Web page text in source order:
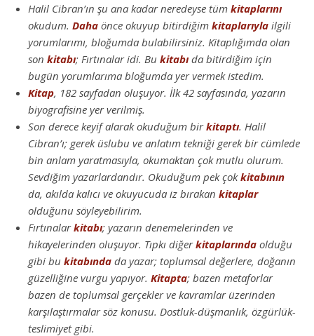
Halil Cibran’ın şu ana kadar neredeyse tüm kitaplarını
okudum. Daha önce okuyup bitirdiğim kitaplarıyla ilgili
yorumlarımı, bloğumda bulabilirsiniz. Kitaplığımda olan
son kitabı; Fırtınalar idi. Bu kitabıda bitirdiğim için
bugün yorumlarıma bloğumda yer vermek istedim.
Kitap, 182 sayfadan oluşuyor. İlk 42 sayfasında, yazarın
biyografisine yer verilmiş.
Son derece keyif alarak okuduğum birkitaptı. Halil
Cibran’ı; gerek üslubu ve anlatım tekniği gerek bir cümlede
bin anlam yaratmasıyla, okumaktan çok mutlu olurum.
Sevdiğim yazarlardandır. Okuduğum pek çokkitabının
da, akılda kalıcı ve okuyucuda iz bırakan kitaplar
olduğunu söyleyebilirim.
Fırtınalarkitabı; yazarın denemelerinden ve
hikayelerinden oluşuyor. Tıpkı diğerkitaplarında olduğu
gibi bu kitabında da yazar; toplumsal değerlere, doğanın
güzelliğine vurgu yapıyor. Kitapta; bazen metaforlar
bazen de toplumsal gerçekler ve kavramlar üzerinden
karşılaştırmalar söz konusu. Dostluk-düşmanlık, özgürlük-
teslimiyet gibi.